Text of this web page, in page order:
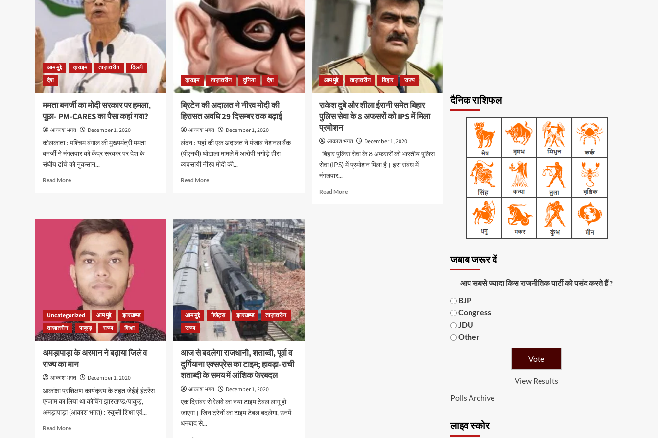
आम मुद्दे क्राइम ताज़ातरीन
दिल्ली
देश
ममता बनर्जी का मोदी सरकार पर हमला,
पूछा- PM-CARES का पैसा कहां गया?
आकाश भगत
December 1, 2020
कोलकाता : पश्चिम बंगाल की मुख्यमंत्री ममता
बनर्जी ने मंगलवार को केंद्र सरकार पर देश के
संघीय ढांचे को नुकसान...
Read MoreRead
का
मोदी
सरकार
पर
हमला,
पूछा-
PM-
CARES
पैसा
कहां
गया?
क्राइम ताज़ातरीन दुनिया देश
ब्रिटेन की अदालत ने नीरव मोदी की
हिरासत अवधि 29 दिसम्बर तक बढ़ाई
आकाश भगत
December 1, 2020
लंदन : यहां की एक अदालत ने पंजाब नेशनल बैंक
(पीएनबी) घोटाला मामले में आरोपी भगोड़े हीरा
व्यवसायी नीरव मोदी की...
Read MoreRead
अदालत
ने
नीरव
मोदी
की
हिरासत
अवधि
29
तक
बढ़ाई
आम मुद्दे ताज़ातरीन बिहार राज्य
राकेश दुबे और शीला ईरानी समेत बिहार
पुलिस सेवा के 8 अफसरों को IPS में मिला
प्रमोशन
आकाश भगत
December 1, 2020
बिहार पुलिस सेवा के 8 अफसरों को भारतीय पुलिस
सेवा (IPS) में प्रमोशन मिला है। इस संबंध में
मंगलवार...
Read MoreRead
Uncategorized आम मुद्दे
झारखण्ड
ताज़ातरीन
पाकुड़ राज्य शिक्षा
अमड़ापाड़ा के अरमान ने बढ़ाया जिले व
राज्य का मान
आकाश भगत
December 1, 2020
आकांक्षा प्रशिक्षण कार्यक्रम के तहत जेईई इंटरेंस
एग्जाम का लिया था कोचिंग झारखण्ड/पाकुड़,
अमड़ापाड़ा (आकाश भगत) : स्कूली शिक्षा एवं...
Read MoreRead
आम मुद्दे गैजेट्स झारखण्ड
ताज़ातरीन
राज्य
आज से बदलेगा राजधानी, शताब्दी, पूर्वा व
दुर्गियाना एक्सप्रेस का टाइम; हावड़ा-राची
शताब्दी के समय में आंशिक फेरबदल
आकाश भगत
December 1, 2020
एक दिसंबर से रेलवे का नया टाइम टेबल लागू हाे
जाएगा। जिन ट्रेनों का टाइम टेबल बदलेगा, उनमें
धनबाद से...
दैनिक राशिफल
जबाब जरूर दें
आप सबसे ज्यादा किस राजनीतिक पार्टी को पसंद करते हैं ?
BJP
Congress
JDU
Other
View Results
Polls Archive
लाइव स्कोर